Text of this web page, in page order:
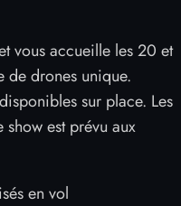
vous accueille les 20 et
de drones unique.
sur place. Les
est prévu aux
en vol